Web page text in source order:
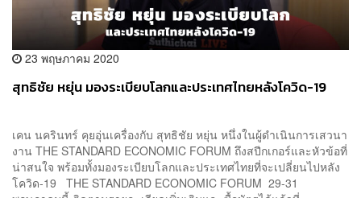
23 พฤษภาคม 2020
สุทธิชัย หยุ่น มองระเบียบโลกและประเทศไทยหลังโควิด-19
เคน นครินทร์ คุยอุ่นเครื่องกับ สุทธิชัย หยุ่น หนึ่งในผู้ดำเนินการเสวนา
งาน THE STANDARD ECONOMIC FORUM ถึงสปีกเกอร์และหัวข้อที่
น่าสนใจ พร้อมทั้งมองระเบียบโลกและประเทศไทยที่จะเปลี่ยนไปหลัง
โควิด-19 THE STANDARD ECONOMIC FORUM 29-31